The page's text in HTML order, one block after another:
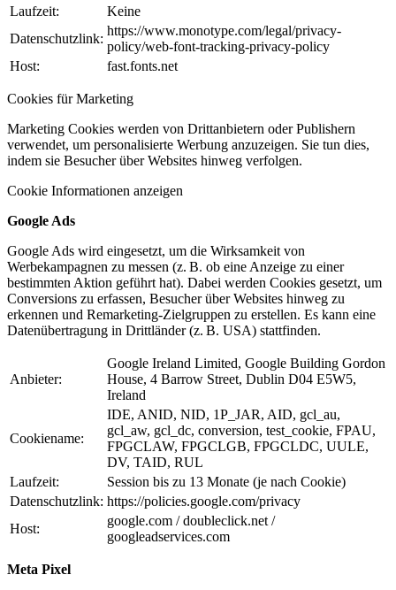
Laufzeit:
Keine
Datenschutzlink:
https://www.monotype.com/legal/privacy-
policy/web-font-tracking-privacy-policy
Host:
fast.fonts.net
Cookies für Marketing
Marketing Cookies werden von Drittanbietern oder Publishern
verwendet, um personalisierte Werbung anzuzeigen. Sie tun dies,
indem sie Besucher über Websites hinweg verfolgen.
Cookie Informationen anzeigen
Google Ads
Google Ads wird eingesetzt, um die Wirksamkeit von
Werbekampagnen zu messen (z. B. ob eine Anzeige zu einer
bestimmten Aktion geführt hat). Dabei werden Cookies gesetzt, um
Conversions zu erfassen, Besucher über Websites hinweg zu
erkennen und Remarketing-Zielgruppen zu erstellen. Es kann eine
Datenübertragung in Drittländer (z. B. USA) stattfinden.
Anbieter:
Google Ireland Limited, Google Building Gordon
House, 4 Barrow Street, Dublin D04 E5W5,
Ireland
Cookiename:
IDE, ANID, NID, 1P_JAR, AID, gcl_au,
gcl_aw, gcl_dc, conversion, test_cookie, FPAU,
FPGCLAW, FPGCLGB, FPGCLDC, UULE,
DV, TAID, RUL
Laufzeit:
Session bis zu 13 Monate (je nach Cookie)
Datenschutzlink: https://policies.google.com/privacy
Host:
google.com / doubleclick.net /
googleadservices.com
Meta Pixel